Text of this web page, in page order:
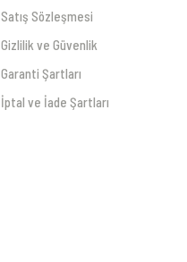
Satış Sözleşmesi
Gizlilik ve Güvenlik
Garanti Şartları
İptal ve İade Şartları